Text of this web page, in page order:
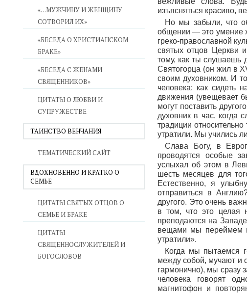
«…МУЖЧИНУ И ЖЕНЩИНУ
СОТВОРИЛ ИХ»
«БЕСЕДА О ХРИСТИАНСКОМ
БРАКЕ»
«БЕСЕДА С ЖЕНАМИ
СВЯЩЕННИКОВ»
ЦИТАТЫ О ЛЮБВИ И
СУПРУЖЕСТВЕ
ТАИНСТВО ВЕНЧАНИЯ
ТЕМАТИЧЕСКИЙ САЙТ
ВДОХНОВЕННО И КРАТКО О
СЕМЬЕ
ЦИТАТЫ СВЯТЫХ ОТЦОВ О
СЕМЬЕ И БРАКЕ
ЦИТАТЫ
СВЯЩЕННОСЛУЖИТЕЛЕЙ И
БОГОСЛОВОВ
изъясняться красиво,
Но мы забыли, что
общении — это умение
греко-православной
святых отцов Церкви
тому, как ты слушаешь
Святогорца (он жил в
своим духовником. И
человека: как сидеть
движения (увещевает
могут поставить
духовник в час, когда
традиции
утратили. Мы учились
Слава Богу, в
проводятся особые
услыхал об этом в
шесть месяцев для
Естественно, я
отправиться в
другого. Это очень
в том, что это целая
преподаются на
вещами мы переймем
утратили».
Когда мы пытаемся
между собой, мучают и
гармонично), мы сразу
человека говорят
магнитофон и